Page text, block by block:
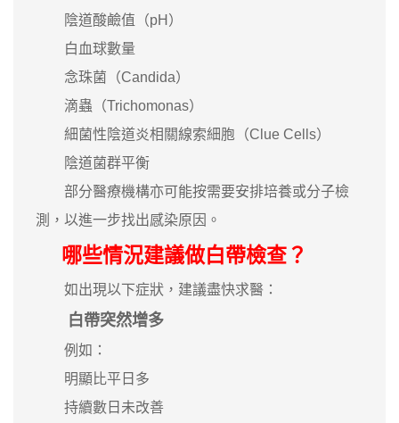
陰道酸鹼值（pH）
白血球數量
念珠菌（Candida）
滴蟲（Trichomonas）
細菌性陰道炎相關線索細胞（Clue Cells）
陰道菌群平衡
部分醫療機構亦可能按需要安排培養或分子檢
測，以進一步找出感染原因。
哪些情況建議做白帶檢查？
如出現以下症狀，建議盡快求醫：
白帶突然增多
例如：
明顯比平日多
持續數日未改善